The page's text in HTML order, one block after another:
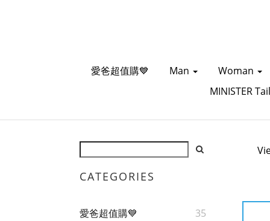
愛爸超值購💙 Man
Woman
MINISTER
CATEGORIES
愛爸超值購💙
35